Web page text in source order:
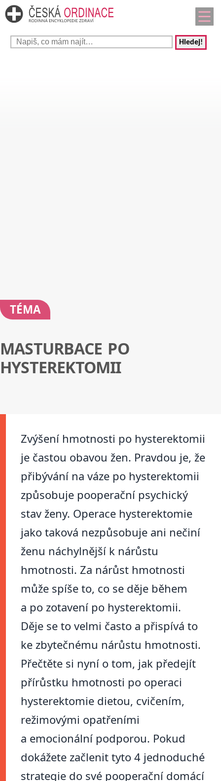
Hledej!
TÉMA
MASTURBACE PO
HYSTEREKTOMII
Zvýšení hmotnosti po hysterektomii
je častou obavou žen. Pravdou je, že
přibývání na váze po hysterektomii
způsobuje pooperační psychický
stav ženy. Operace hysterektomie
jako taková nezpůsobuje ani nečiní
ženu náchylnější k nárůstu
hmotnosti. Za nárůst hmotnosti
může spíše to, co se děje během
a po zotavení po hysterektomii.
Děje se to velmi často a přispívá to
ke zbytečnému nárůstu hmotnosti.
Přečtěte si nyní o tom, jak předejít
přírůstku hmotnosti po operaci
hysterektomie dietou, cvičením,
režimovými opatřeními
a emocionální podporou. Pokud
dokážete začlenit tyto 4 jednoduché
strategie do své pooperační domácí